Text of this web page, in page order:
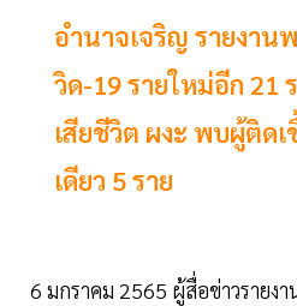
อำนาจเจริญ รายงาน
วิด-19 รายใหม่อีก 21
เสียชีวิต ผงะ พบผู้ติด
เดียว 5 ราย
6 มกราคม 2565 ผู้สื่อข่าวรายง